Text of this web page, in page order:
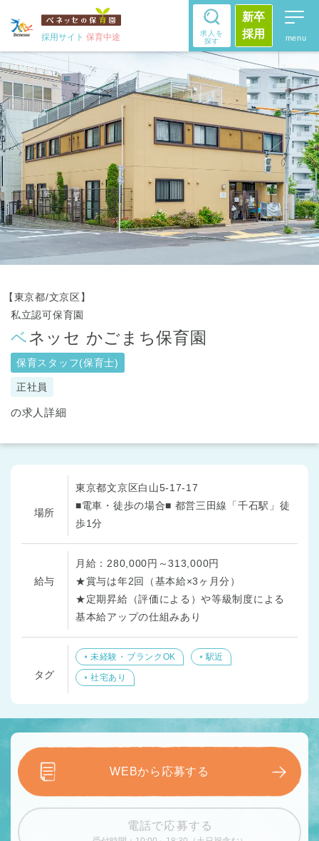
採用サイト 保育中途
求人を
探す
新卒
採用
【東京都/文京区】
私立認可保育園
ベネッセ かごまち保育園
保育スタッフ(保育士)
正社員
の求人詳細
場所
東京都文京区白山5-17-17
■電車・徒歩の場合■ 都営三田線「千石駅」徒
歩1分
給与
月給：280,000円～313,000円
★賞与は年2回（基本給×3ヶ月分）
★定期昇給（評価による）や等級制度による
基本給アップの仕組みあり
タグ
未経験・ブランクOK 駅近
社宅あり
WEBから応募する
電話で応募する